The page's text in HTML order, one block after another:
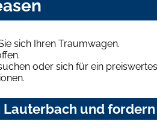
sich Ihren Traumwagen.
oder sich für ein
und fordern